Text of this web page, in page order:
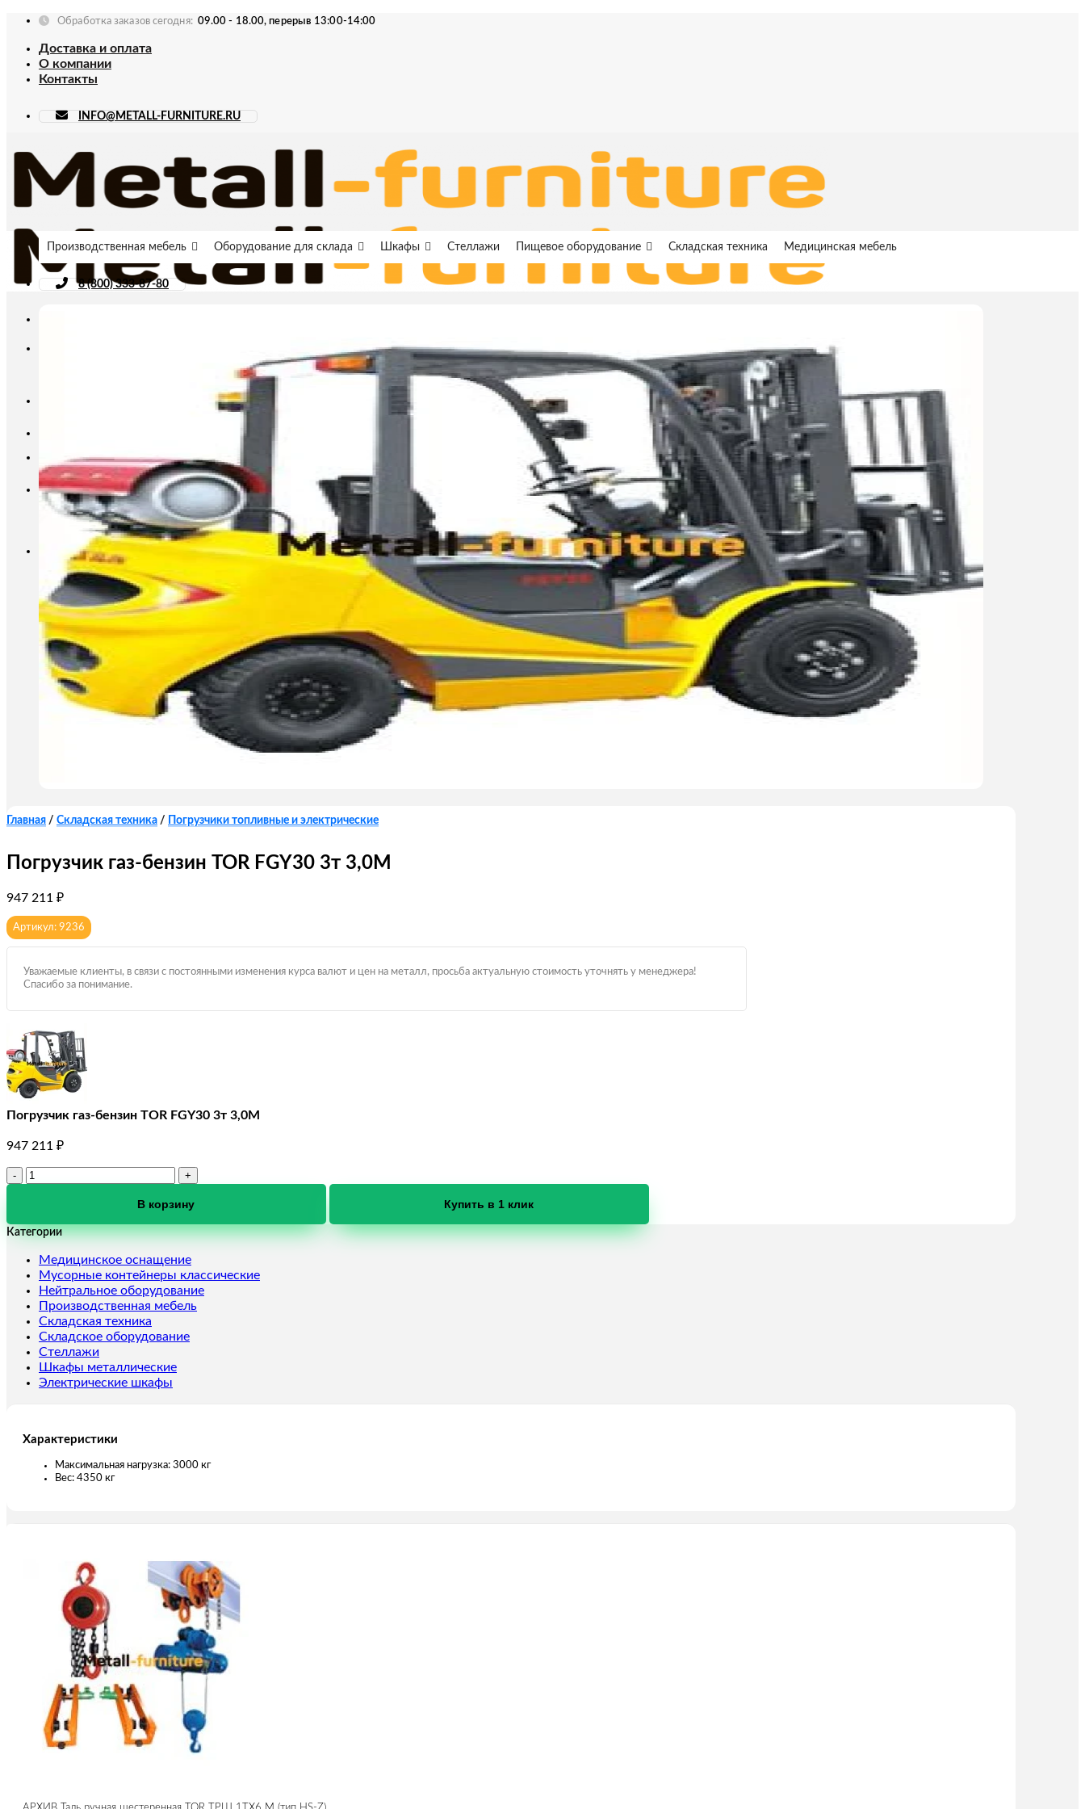
Skip
content
Обработка заказов сегодня: 09.00 - 18.00, перерыв 13:00-14:00
Доставка и оплата
О компании
Контакты
INFO@METALL-FURNITURE.RU
INFO@METALL-FURNITURE.RU
Корзина
Корзина пуста.
Производственная мебель Оборудование для склада Шкафы Стеллажи Пищевое оборудование Складская техника Медицинская мебель
8 (800) 333-87-80
Главная / Складская техника / Погрузчики топливные и электрические
Погрузчик газ-бензин TOR FGY30 3т 3,0М
947 211 ₽
Артикул: 9236
Уважаемые клиенты, в связи с постоянными изменения курса валют и цен на металл, просьба актуальную стоимость уточнять у менеджера!
Спасибо за понимание.
Погрузчик газ-бензин TOR FGY30 3т 3,0М
947 211 ₽
Количество
бензин
FGY30
3т
3,0М
В корзину Купить в 1 клик
Категории
Медицинское оснащение
Мусорные контейнеры классические
Нейтральное оборудование
Производственная мебель
Складская техника
Складское оборудование
Стеллажи
Шкафы металлические
Электрические шкафы
Характеристики
Максимальная нагрузка: 3000 кг
Вес: 4350 кг